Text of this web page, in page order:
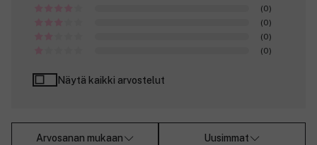
(0)
(0)
(0)
(0)
Näytä kaikki arvostelut
Arvosanan mukaan Uusimmat